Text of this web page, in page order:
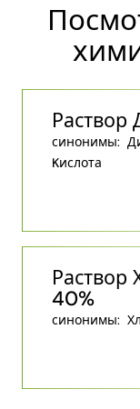
Раствор
синонимы:
Kислота
Раствор
40%
синонимы: